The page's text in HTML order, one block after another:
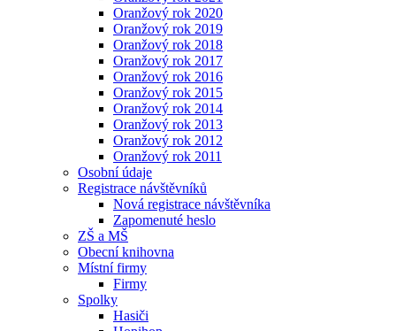
Oranžový rok 2020
Oranžový rok 2019
Oranžový rok 2018
Oranžový rok 2017
Oranžový rok 2016
Oranžový rok 2015
Oranžový rok 2014
Oranžový rok 2013
Oranžový rok 2012
Oranžový rok 2011
Osobní údaje
Registrace návštěvníků
Nová registrace návštěvníka
Zapomenuté heslo
ZŠ a MŠ
Obecní knihovna
Místní firmy
Firmy
Spolky
Hasiči